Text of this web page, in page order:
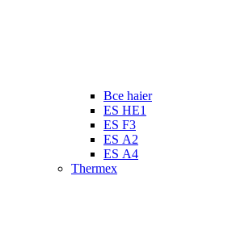
Все haier
ES HE1
ES F3
ES А2
ES А4
Thermex